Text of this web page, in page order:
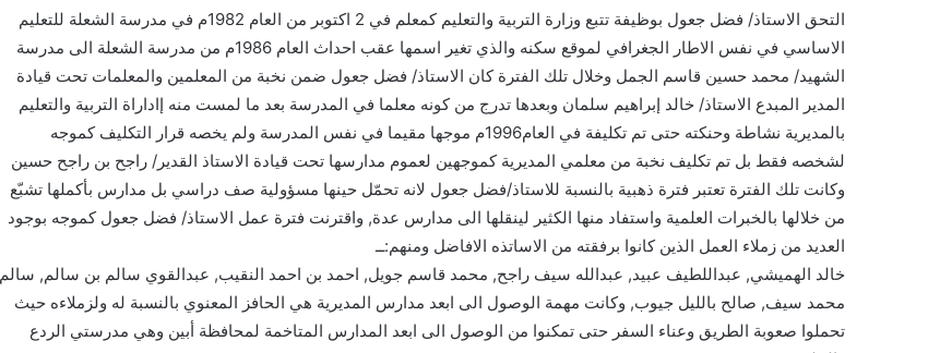
التحق الاستاذ/ فضل جعول بوظيفة تتبع وزارة التربية والتعليم كمعلم في 2 اكتوبر من العام 1982م في مدرسة الشعلة للتعليم
الاساسي في نفس الاطار الجغرافي لموقع سكنه والذي تغير اسمها عقب احداث العام 1986م من مدرسة الشعلة الى مدرسة
الشهيد/ محمد حسين قاسم الجمل وخلال تلك الفترة كان الاستاذ/ فضل جعول ضمن نخبة من المعلمين والمعلمات تحت قيادة
المدير المبدع الاستاذ/ خالد إبراهيم سلمان وبعدها تدرج من كونه معلما في المدرسة بعد ما لمست منه إاداراة التربية والتعليم
بالمديرية نشاطة وحنكته حتى تم تكليفة في العام1996م موجها مقيما في نفس المدرسة ولم يخصه قرار التكليف كموجه
لشخصه فقط بل تم تكليف نخبة من معلمي المديرية كموجهين لعموم مدارسها تحت قيادة الاستاذ القدير/ راجح بن راجح حسين
وكانت تلك الفترة تعتبر فترة ذهبية بالنسبة للاستاذ/فضل جعول لانه تحمّل حينها مسؤولية صف دراسي بل مدارس بأكملها تشبّع
من خلالها بالخبرات العلمية واستفاد منها الكثير لينقلها الى مدارس عدة, واقترنت فترة عمل الاستاذ/ فضل جعول كموجه بوجود
العديد من زملاء العمل الذين كانوا برفقته من الاساتذه الافاضل ومنهم:ــ
خالد الهميشي, عبداللطيف عبيد, عبدالله سيف راجح, محمد قاسم جويل, احمد بن احمد النقيب, عبدالقوي سالم بن سالم, سالم
محمد سيف, صالح بالليل جيوب, وكانت مهمة الوصول الى ابعد مدارس المديرية هي الحافز المعنوي بالنسبة له ولزملاءه حيث
تحملوا صعوبة الطريق وعناء السفر حتى تمكنوا من الوصول الى ابعد المدارس المتاخمة لمحافظة أبين وهي مدرستي الردع